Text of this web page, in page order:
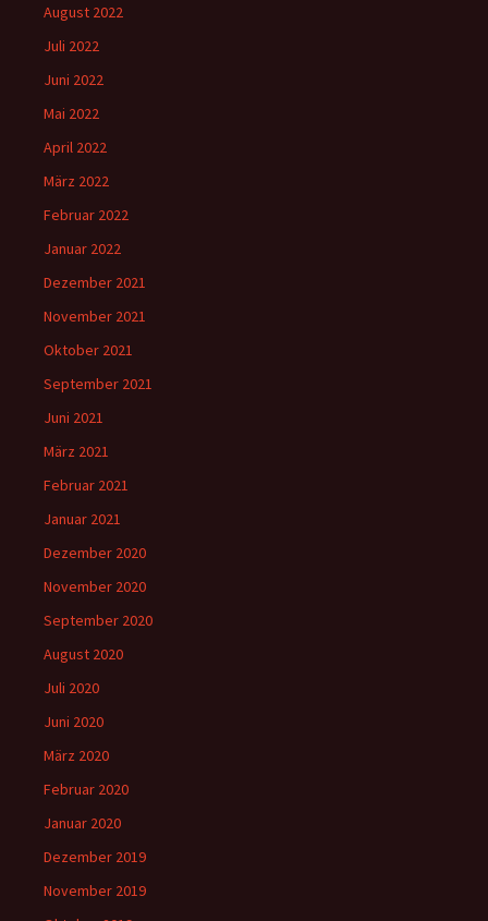
August 2022
Juli 2022
Juni 2022
Mai 2022
April 2022
März 2022
Februar 2022
Januar 2022
Dezember 2021
November 2021
Oktober 2021
September 2021
Juni 2021
März 2021
Februar 2021
Januar 2021
Dezember 2020
November 2020
September 2020
August 2020
Juli 2020
Juni 2020
März 2020
Februar 2020
Januar 2020
Dezember 2019
November 2019